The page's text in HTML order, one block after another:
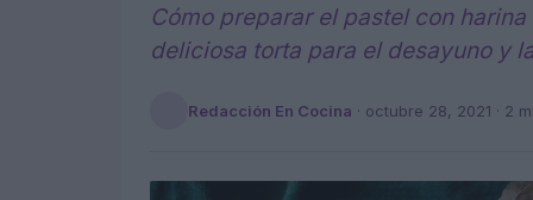
Cómo preparar el pastel con
deliciosa torta para el desayuno y
Redacción En Cocina · octubre 28, 2021 · 2